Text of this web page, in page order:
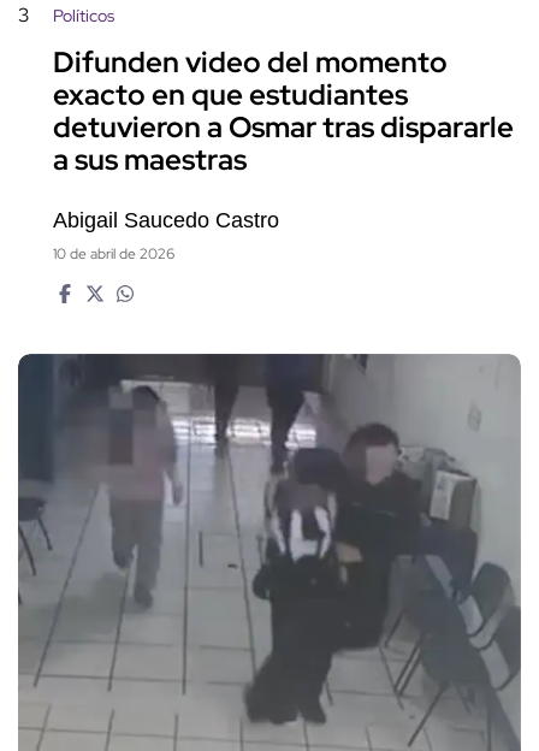
3 Políticos
Difunden video del momento
exacto en que estudiantes
detuvieron a Osmar tras dispararle
a sus maestras
Abigail Saucedo Castro
10 de abril de 2026